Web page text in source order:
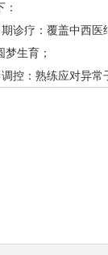
诊疗：覆盖中西
生育；
控：熟练应对异